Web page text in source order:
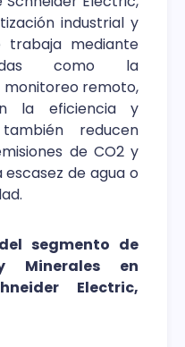
industrial y
trabaja mediante
como la
remoto,
la eficiencia y
reducen
de CO2 y
de agua o
segmento de
Minerales en
Electric,